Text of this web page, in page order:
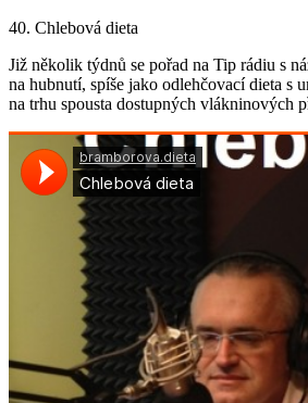
40. Chlebová dieta
Již několik týdnů se pořad na Tip rádiu s
na hubnutí, spíše jako odlehčovací dieta
na trhu spousta dostupných vlákninových